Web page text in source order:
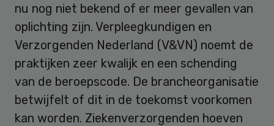
nu nog niet bekend of er meer gevallen van
oplichting zijn. Verpleegkundigen en
Verzorgenden Nederland (V&VN) noemt de
praktijken zeer kwalijk en een schending
van de beroepscode. De brancheorganisatie
betwijfelt of dit in de toekomst voorkomen
kan worden. Ziekenverzorgenden hoeven